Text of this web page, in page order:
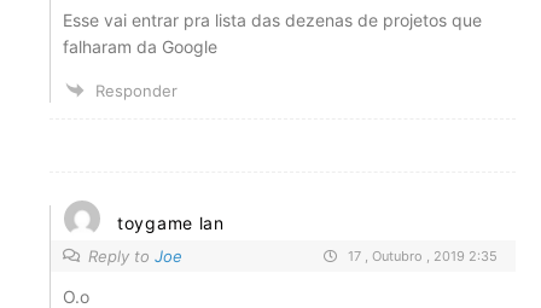
Esse vai entrar pra lista das dezenas de projetos que
falharam da Google
Responder
toygame lan
Reply to Joe 17 , Outubro , 2019 2:35
O.o